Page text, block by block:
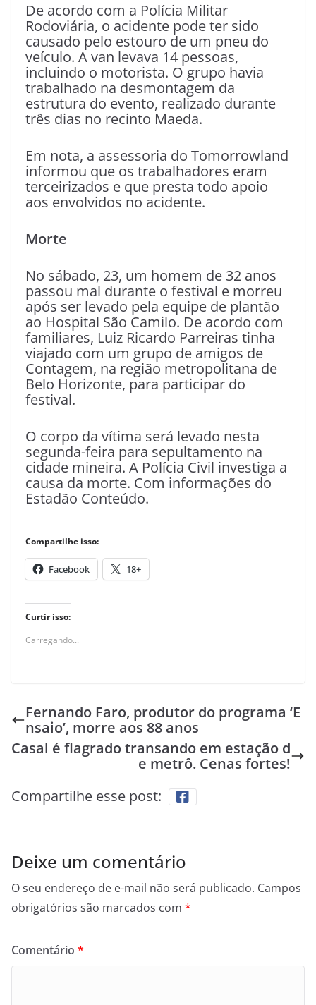
De acordo com a Polícia Militar
Rodoviária, o acidente pode ter sido
causado pelo estouro de um pneu do
veículo. A van levava 14 pessoas,
incluindo o motorista. O grupo havia
trabalhado na desmontagem da
estrutura do evento, realizado durante
três dias no recinto Maeda.
Em nota, a assessoria do Tomorrowland
informou que os trabalhadores eram
terceirizados e que presta todo apoio
aos envolvidos no acidente.
Morte
No sábado, 23, um homem de 32 anos
passou mal durante o festival e morreu
após ser levado pela equipe de plantão
ao Hospital São Camilo. De acordo com
familiares, Luiz Ricardo Parreiras tinha
viajado com um grupo de amigos de
Contagem, na região metropolitana de
Belo Horizonte, para participar do
festival.
O corpo da vítima será levado nesta
segunda-feira para sepultamento na
cidade mineira. A Polícia Civil investiga a
causa da morte. Com informações do
Estadão Conteúdo.
Compartilhe isso:
Facebook 18+
Curtir isso:
Carregando...
Fernando Faro, produtor do programa ‘E
nsaio’, morre aos 88 anos
Casal é flagrado transando em estação d
e metrô. Cenas fortes!
Compartilhe esse post:
Deixe um comentário
O seu endereço de e-mail não será publicado. Campos
obrigatórios são marcados com *
Comentário *